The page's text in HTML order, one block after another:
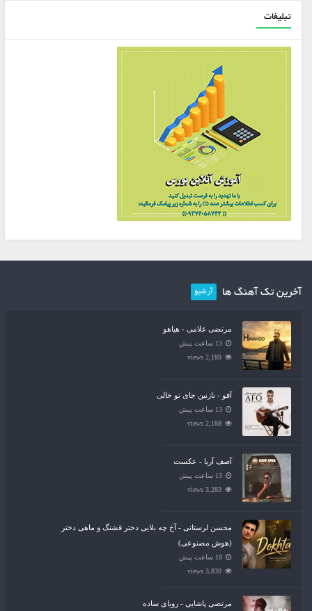
تبلیغات
آخرین تک آهنگ ها آرشیو
مرتضی غلامی - هیاهو
13 ساعت پیش
2,189 views
آفو - نازنین جای تو خالی
13 ساعت پیش
2,188 views
آصف آریا - عکست
13 ساعت پیش
3,283 views
محسن لرستانی - آخ چه بلایی دختر قشنگ و ماهی دختر
(هوش مصنوعی)
18 ساعت پیش
3,830 views
مرتضی پاشایی - رویای ساده